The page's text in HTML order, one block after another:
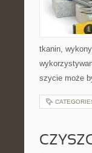
tkanin,
szycie może